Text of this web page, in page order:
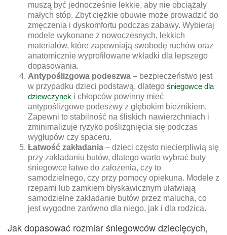
muszą być jednocześnie lekkie, aby nie obciążały
małych stóp. Zbyt ciężkie obuwie może prowadzić do
zmęczenia i dyskomfortu podczas zabawy. Wybieraj
modele wykonane z nowoczesnych, lekkich
materiałów, które zapewniają swobodę ruchów oraz
anatomicznie wyprofilowane wkładki dla lepszego
dopasowania.
Antypoślizgowa podeszwa – bezpieczeństwo jest
w przypadku dzieci podstawą, dlatego śniegowce dla
dziewczynek i chłopców powinny mieć
antypoślizgowe podeszwy z głębokim bieżnikiem.
Zapewni to stabilność na śliskich nawierzchniach i
zminimalizuje ryzyko poślizgnięcia się podczas
wygłupów czy spaceru.
Łatwość zakładania – dzieci często niecierpliwią się
przy zakładaniu butów, dlatego warto wybrać buty
śniegowce łatwe do założenia, czy to
samodzielnego, czy przy pomocy opiekuna. Modele z
rzepami lub zamkiem błyskawicznym ułatwiają
samodzielne zakładanie butów przez malucha, co
jest wygodne zarówno dla niego, jak i dla rodzica.
Jak dopasować rozmiar śniegowców dziecięcych,